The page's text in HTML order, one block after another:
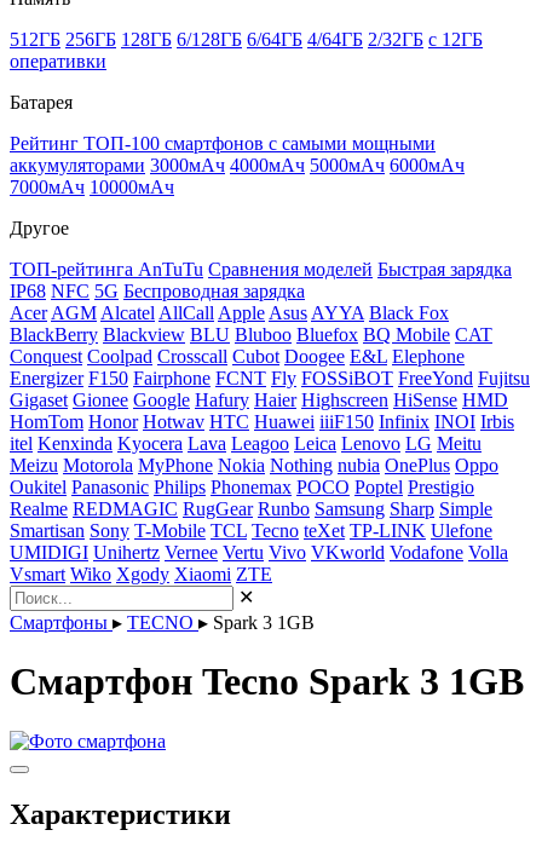
512ГБ 256ГБ 128ГБ 6/128ГБ 6/64ГБ 4/64ГБ 2/32ГБ с 12ГБ
оперативки
Батарея
Рейтинг ТОП-100 смартфонов с самыми мощными
аккумуляторами 3000мАч 4000мАч 5000мАч 6000мАч
7000мАч 10000мАч
Другое
ТОП-рейтинга AnTuTu Сравнения моделей Быстрая зарядка
IP68 NFC 5G Беспроводная зарядка
Acer AGM Alcatel AllCall Apple Asus AYYA Black Fox
BlackBerry Blackview BLU Bluboo Bluefox BQ Mobile CAT
Conquest Coolpad Crosscall Cubot Doogee E&L Elephone
Energizer F150 Fairphone FCNT Fly FOSSiBOT FreeYond Fujitsu
Gigaset Gionee Google Hafury Haier Highscreen HiSense HMD
HomTom Honor Hotwav HTC Huawei iiiF150 Infinix INOI Irbis
itel Kenxinda Kyocera Lava Leagoo Leica Lenovo LG Meitu
Meizu Motorola MyPhone Nokia Nothing nubia OnePlus Oppo
Oukitel Panasonic Philips Phonemax POCO Poptel Prestigio
Realme REDMAGIC RugGear Runbo Samsung Sharp Simple
Smartisan Sony T-Mobile TCL Tecno teXet TP-LINK Ulefone
UMIDIGI Unihertz Vernee Vertu Vivo VKworld Vodafone Volla
Vsmart Wiko Xgody Xiaomi ZTE
✕
Смартфоны ▸ TECNO ▸ Spark 3 1GB
Смартфон Tecno Spark 3 1GB
Характеристики